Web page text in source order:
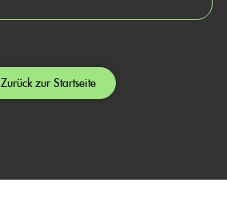
Zurück zur Startseite